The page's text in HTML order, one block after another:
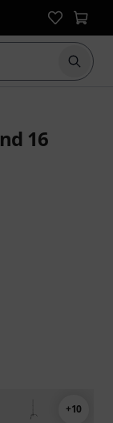
Suche
16
+10